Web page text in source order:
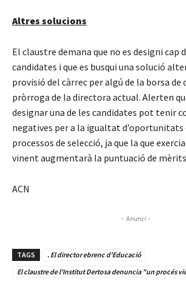
Altres solucions
El claustre demana que no es designi cap
candidates i que es busqui una solució
provisió del càrrec per algú de la borsa de
pròrroga de la directora actual. Alerten
designar una de les candidates pot tenir
negatives per a la igualtat d’oportunitats
processos de selecció, ja que la que
vinent augmentarà la puntuació de
ACN
- Anunci -
TAGS
. El director ebrenc d'Educació
El claustre de l'Institut Dertosa denuncia "un procés